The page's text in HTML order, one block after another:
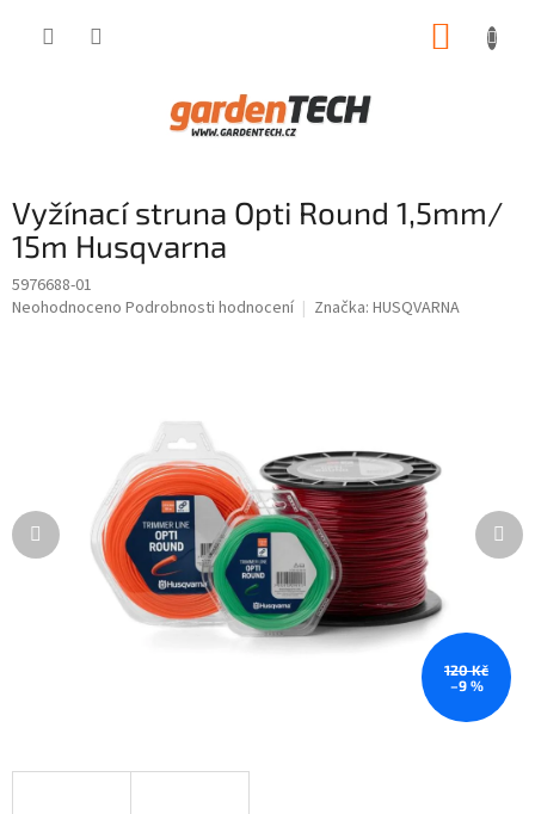
Vyžínací struna Opti Round 1,5mm/
15m Husqvarna
5976688-01
Průměrné
Neohodnoceno Podrobnosti hodnocení Značka: HUSQVARNA
120 Kč
–9 %